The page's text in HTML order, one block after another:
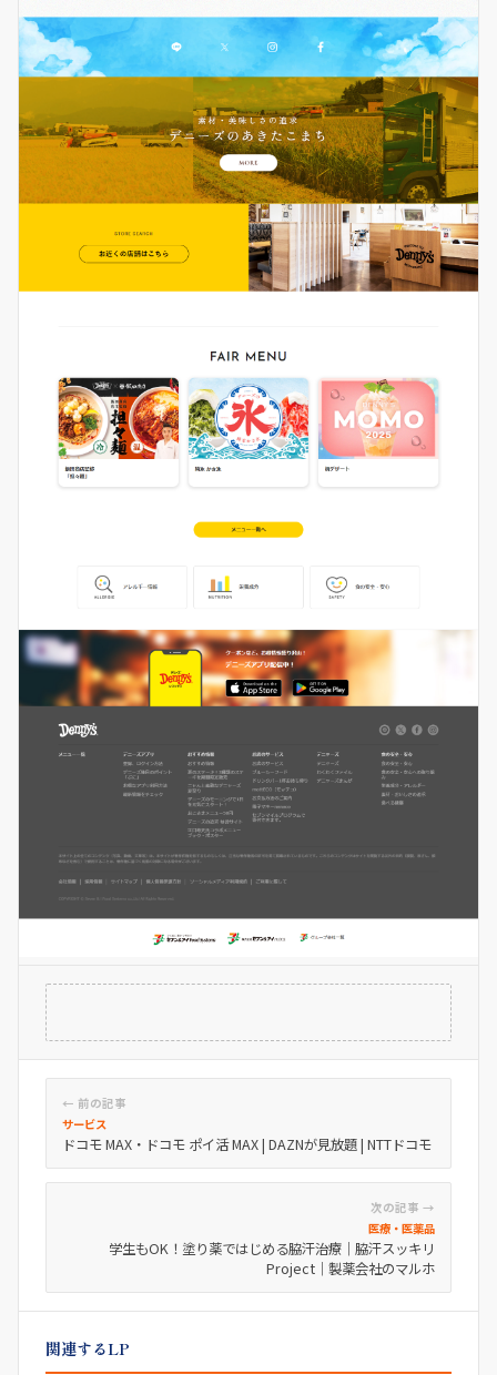
← 前の記事
サービス
ドコモ MAX・ドコモ ポイ活 MAX | DAZNが見放題 | NTTドコモ
次の記事 →
医療・医薬品
学生もOK！塗り薬ではじめる脇汗治療｜脇汗スッキリ
Project｜製薬会社のマルホ
関連するLP